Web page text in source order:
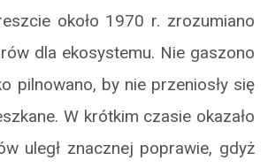
około 1970 r. zrozumiano
dla ekosystemu. Nie gaszono
pilnowano, by nie przeniosły się
W krótkim czasie okazało
uległ znacznej poprawie, gdyż